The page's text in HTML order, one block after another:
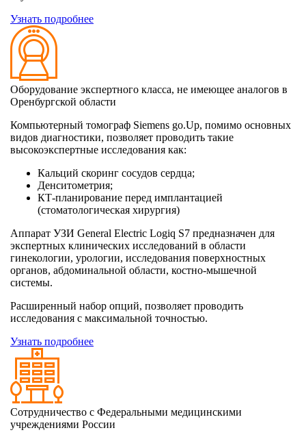
Узнать подробнее
Оборудование экспертного класса, не имеющее аналогов в
Оренбургской области
Компьютерный томограф Siemens go.Up, помимо основных
видов диагностики, позволяет проводить такие
высокоэкспертные исследования как:
Кальций скоринг сосудов сердца;
Денситометрия;
КТ-планирование перед имплантацией
(стоматологическая хирургия)
Аппарат УЗИ General Electric Logiq S7 предназначен для
экспертных клинических исследований в области
гинекологии, урологии, исследования поверхностных
органов, абдоминальной области, костно-мышечной
системы.
Расширенный набор опций, позволяет проводить
исследования с максимальной точностью.
Узнать подробнее
Сотрудничество с Федеральными медицинскими
учреждениями России